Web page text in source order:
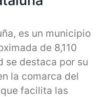
es un municipio
de 8,110
se destaca por su
la comarca del
facilita las